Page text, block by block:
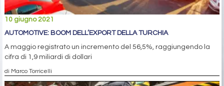
10 giugno 2021
AUTOMOTIVE: BOOM DELL’EXPORT DELLA TURCHIA
A maggio registrato un incremento del 56,5%, raggiungendo la
cifra di 1,9 miliardi di dollari
di Marco Torricelli